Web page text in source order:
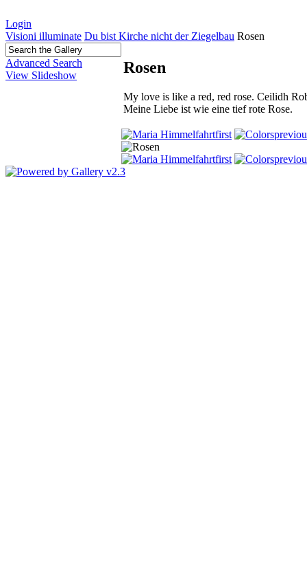
Login
Visioni illuminate Du bist Kirche nicht der Ziegelbau Rosen
Advanced Search
View Slideshow
Rosen
My love is like a red, red rose. Ceilidh
Meine Liebe ist wie eine tief rote Rose.
first
first